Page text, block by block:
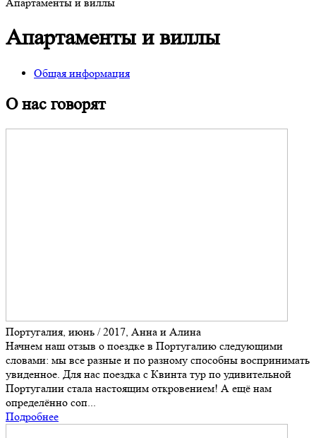
Апартаменты и виллы
Общая информация
О нас говорят
Португалия, июнь / 2017, Анна и Алина
Начнем наш отзыв о поездке в Португалию следующими
словами: мы все разные и по разному способны воспринимать
увиденное. Для нас поездка с Квинта тур по удивительной
Португалии стала настоящим откровением! А ещё нам
определённо соп...
Подробнее